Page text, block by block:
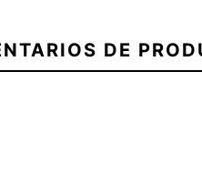
Tabla SSB The
Captain FCSII
DE